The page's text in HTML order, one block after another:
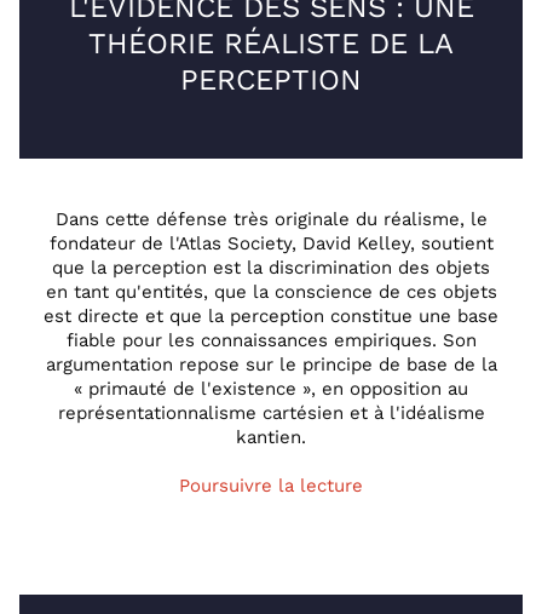
Dans cette défense très originale du réalisme, le
fondateur de l'Atlas Society, David Kelley, soutient
que la perception est la discrimination des objets
en tant qu'entités, que la conscience de ces objets
est directe et que la perception constitue une base
fiable pour les connaissances empiriques. Son
argumentation repose sur le principe de base de la
« primauté de l'existence », en opposition au
représentationnalisme cartésien et à l'idéalisme
kantien.
Poursuivre la lecture
L'ÉVIDENCE DES SENS : UNE
THÉORIE RÉALISTE DE LA
PERCEPTION